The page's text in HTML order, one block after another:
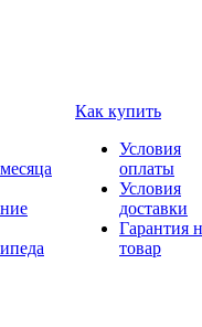
Как купить
Условия
оплаты
Условия
доставки
Гарантия
товар